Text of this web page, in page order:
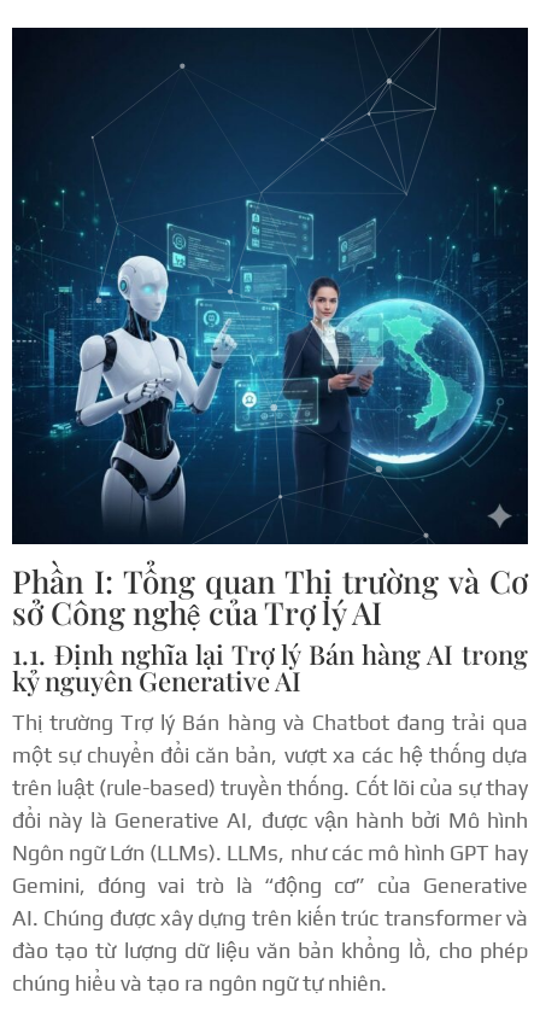
Phần I: Tổng quan Thị trường và Cơ
sở Công nghệ của Trợ lý AI
1.1. Định nghĩa lại Trợ lý Bán hàng AI trong
kỷ nguyên Generative AI
Thị trường Trợ lý Bán hàng và Chatbot đang trải qua
một sự chuyển đổi căn bản, vượt xa các hệ thống dựa
trên luật (rule-based) truyền thống. Cốt lõi của sự thay
đổi này là Generative AI, được vận hành bởi Mô hình
Ngôn ngữ Lớn (LLMs). LLMs, như các mô hình GPT hay
Gemini, đóng vai trò là “động cơ” của Generative
AI. Chúng được xây dựng trên kiến trúc transformer và
đào tạo từ lượng dữ liệu văn bản khổng lồ, cho phép
chúng hiểu và tạo ra ngôn ngữ tự nhiên.